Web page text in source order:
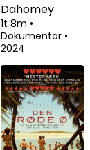
Dahomey
1t 8m •
Dokumentar •
2024